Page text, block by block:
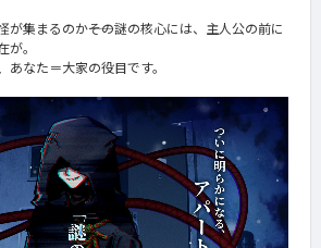
集まるのか――その謎の核心には、主人公の前に
。
なた＝大家の役目です。